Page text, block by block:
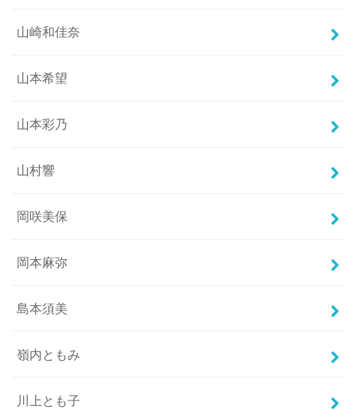
山崎和佳奈
山本希望
山本彩乃
山村響
岡咲美保
岡本麻弥
島本須美
嶺内ともみ
川上とも子